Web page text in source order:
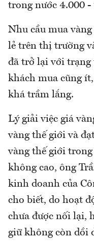
trong nước 4.000 -
Nhu cầu mua
lẻ trên thị trường
đã trở lại với trạng
khách mua cũng
khá trầm lắng.
Lý giải việc giá
vàng thế giới và
vàng thế giới
không cao, ông
kinh doanh của
cho biết, do hoạt
chưa được nối lại,
giữ không còn dồi